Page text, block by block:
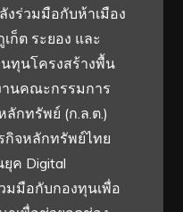
งร่วมมือกับห้าเมือง
ก็ต ระยอง และ
ทุนโครงสร้างพื้น
านคณะกรรมการ
กทรัพย์ (ก.ล.ต.)
กิจหลักทรัพย์ไทย
ค Digital
มมือกับกองทุนเพื่อ